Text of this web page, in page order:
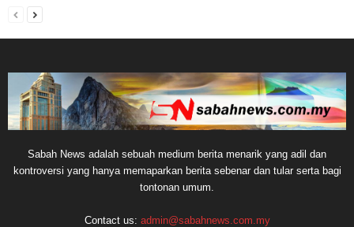
Sabah News adalah sebuah medium berita menarik yang adil dan
kontroversi yang hanya memaparkan berita sebenar dan tular serta bagi
tontonan umum.
Contact us: admin@sabahnews.com.my